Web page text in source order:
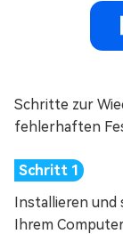
Schritte zur
fehlerhaften
Installieren und
Ihrem